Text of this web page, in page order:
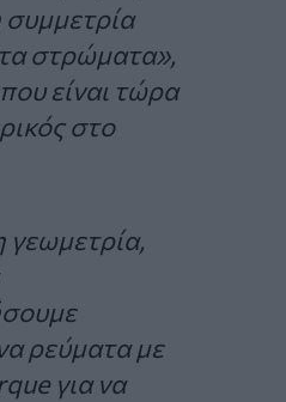
στρώματα»,
είναι τώρα
στο
γεωμετρία,
ρεύματα με
για να